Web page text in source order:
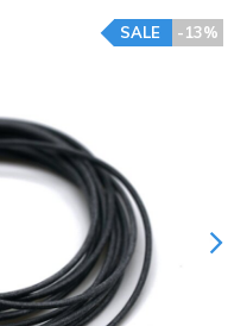
-13%
SALE